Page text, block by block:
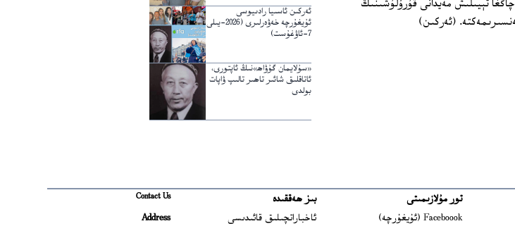
تېيىلىش مەيدانى قۇرۇلۇشىنىڭ
(ئەركىن)
ئەركىن ئاسىيا رادىيوسى
ئۇيغۇرچە خەۋەرلىرى (2026-يىلى
7-ئاۋغۇست)
«سۇلايمان گۇۋاھ»نىڭ ئاپتورى،
ئاتاقلىق شائىر تاھىر تالىپ ۋاپات
بولدى
تور مۇلازىمىتى
Faceboook (ئۇيغۇرچە)
Opens in new window
بىز ھەققىدە
ئاخباراتچىلىق قائىدىسى
Contact Us
Address